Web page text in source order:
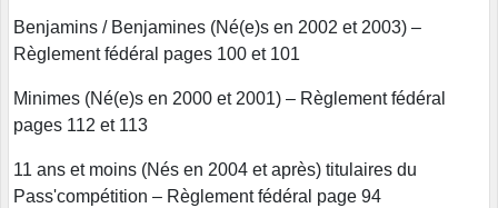
Benjamins / Benjamines (Né(e)s en 2002 et 2003) –
Règlement fédéral pages 100 et 101
Minimes (Né(e)s en 2000 et 2001) – Règlement fédéral
pages 112 et 113
11 ans et moins (Nés en 2004 et après) titulaires du
Pass'compétition – Règlement fédéral page 94